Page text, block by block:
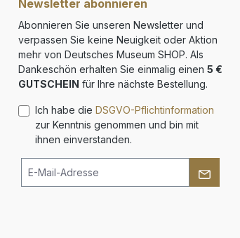
Newsletter abonnieren
Abonnieren Sie unseren Newsletter und
verpassen Sie keine Neuigkeit oder Aktion
mehr von Deutsches Museum SHOP. Als
Dankeschön erhalten Sie einmalig einen 5 €
GUTSCHEIN für Ihre nächste Bestellung.
Ich habe die DSGVO-Pflichtinformation
zur Kenntnis genommen und bin mit
ihnen einverstanden.